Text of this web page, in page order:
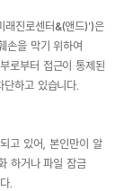
래진로센터&(앤드)')은
손을 막기 위하여
로부터 접근이 통제된
하고 있습니다.
고 있어, 본인만이 알
하거나 파일 잠금
.